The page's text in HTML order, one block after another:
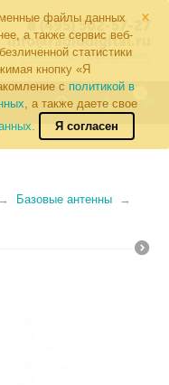
×
файлы данных
а также сервис веб-
статистики
кнопку «Я
с политикой в
, а также даете свое
Я согласен
8 (495) 502-57-27
info@radiodigital.ru
Контакты Перезвонить
Базовые антенны